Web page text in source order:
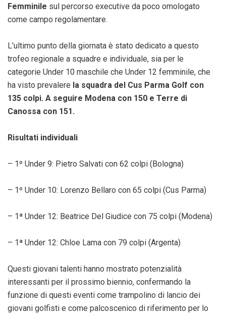
Femminile sul percorso executive da poco omologato
come campo regolamentare.
L’ultimo punto della giornata è stato dedicato a questo
trofeo regionale a squadre e individuale, sia per le
categorie Under 10 maschile che Under 12 femminile, che
ha visto prevalere la squadra del Cus Parma Golf con
135 colpi. A seguire Modena con 150 e Terre di
Canossa con 151.
Risultati individuali
– 1º Under 9: Pietro Salvati con 62 colpi (Bologna)
– 1º Under 10: Lorenzo Bellaro con 65 colpi (Cus Parma)
– 1ª Under 12: Beatrice Del Giudice con 75 colpi (Modena)
– 1ª Under 12: Chloe Lama con 79 colpi (Argenta)
Questi giovani talenti hanno mostrato potenzialità
interessanti per il prossimo biennio, confermando la
funzione di questi eventi come trampolino di lancio dei
giovani golfisti e come palcoscenico di riferimento per lo